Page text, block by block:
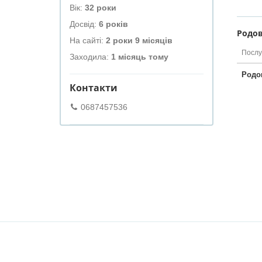
Вік: 32 роки
Досвід: 6 років
На сайті: 2 роки 9 місяців
Заходила: 1 місяць тому
Контакти
0687457536